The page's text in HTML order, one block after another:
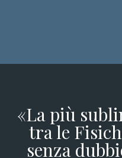
«La più
tra le
senza